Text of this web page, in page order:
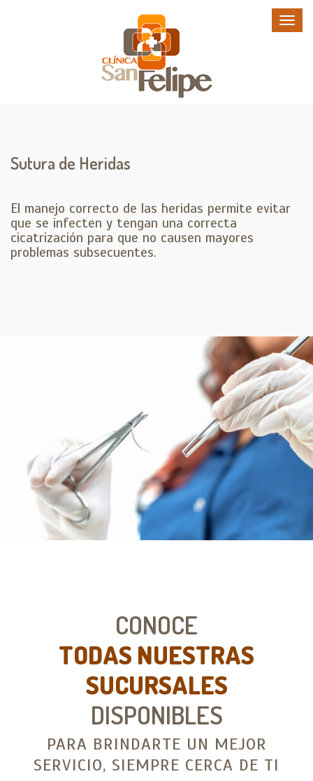
Sutura de Heridas
El manejo correcto de las heridas permite evitar
que se infecten y tengan una correcta
cicatrización para que no causen mayores
problemas subsecuentes.
CONOCE
TODAS NUESTRAS
SUCURSALES
DISPONIBLES
PARA BRINDARTE UN MEJOR
SERVICIO, SIEMPRE CERCA DE TI